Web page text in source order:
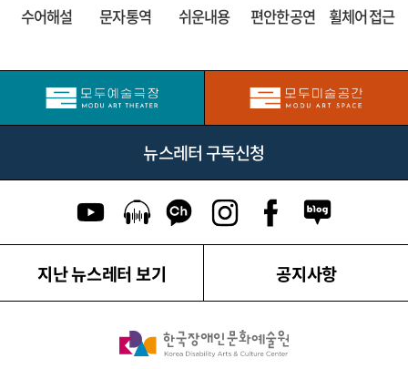
수어해설 문자 통역 쉬운내용 편안한 공연 휠체어 접근
뉴스레터 구독신청
지난 뉴스레터 보기
카카오톡 채널 이동
유튜브 이동팟캐스트 이동 네이버블로
페이스북 이동
인스타그램 이동
공지사항